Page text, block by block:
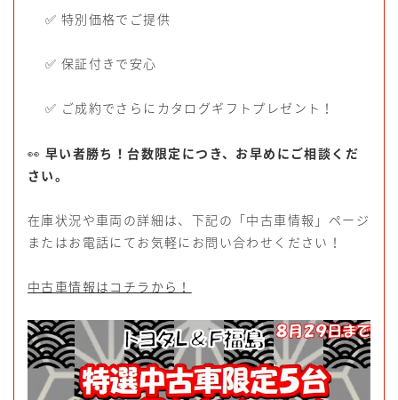
✅ 特別価格でご提供
✅ 保証付きで安心
✅ ご成約でさらにカタログギフトプレゼント！
👀 早い者勝ち！台数限定につき、お早めにご相談くだ
さい。
在庫状況や車両の詳細は、下記の「中古車情報」ページ
またはお電話にてお気軽にお問い合わせください！
中古車情報はコチラから！